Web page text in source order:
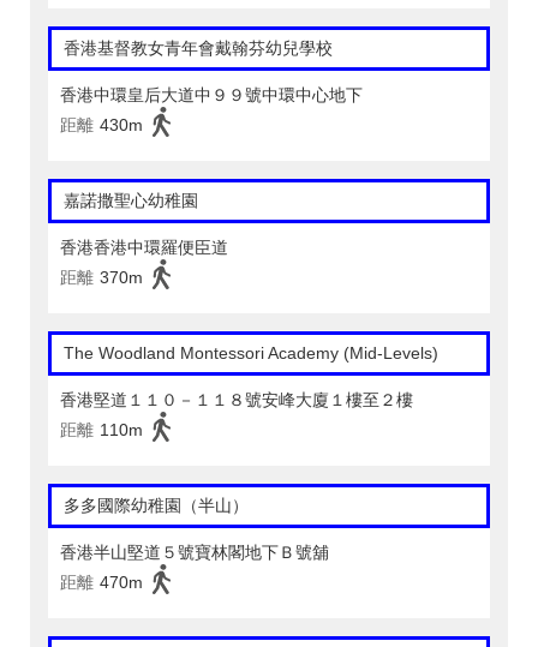
香港基督教女青年會戴翰芬幼兒學校
香港中環皇后大道中９９號中環中心地下
距離 430m
嘉諾撒聖心幼稚園
香港香港中環羅便臣道
距離 370m
The Woodland Montessori Academy (Mid-Levels)
香港堅道１１０－１１８號安峰大廈１樓至２樓
距離 110m
多多國際幼稚園（半山）
香港半山堅道５號寶林閣地下Ｂ號舖
距離 470m